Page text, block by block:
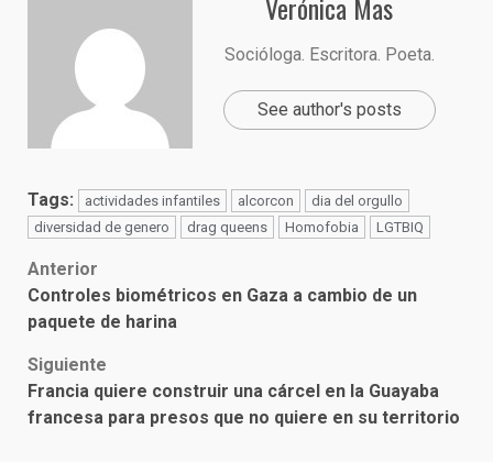
Socióloga. Escritora. Poeta.
See author's posts
Tags: actividades infantiles alcorcon
dia del orgullo
diversidad de genero
drag queens Homofobia LGTBIQ
Post
navigation
Anterior
Controles biométricos en Gaza a cambio de un
paquete de harina
Siguiente
Francia quiere construir una cárcel en la Guayaba
francesa para presos que no quiere en su territorio